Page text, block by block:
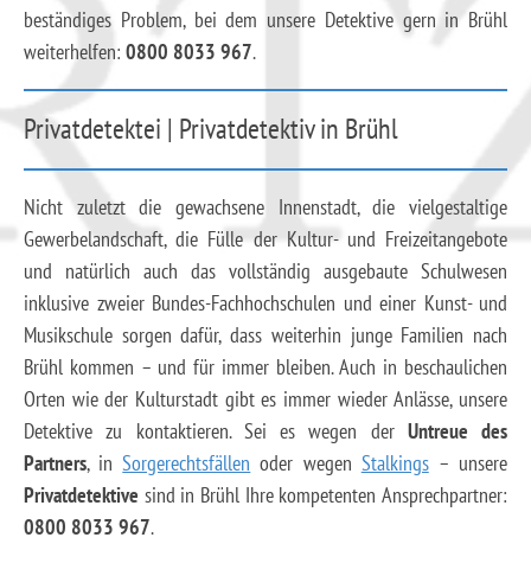
beständiges Problem, bei dem unsere Detektive gern in Brühl
weiterhelfen: 0800 8033 967.
Privatdetektei | Privatdetektiv in Brühl
Nicht zuletzt die gewachsene Innenstadt, die vielgestaltige
Gewerbelandschaft, die Fülle der Kultur- und Freizeitangebote
und natürlich auch das vollständig ausgebaute Schulwesen
inklusive zweier Bundes-Fachhochschulen und einer Kunst- und
Musikschule sorgen dafür, dass weiterhin junge Familien nach
Brühl kommen – und für immer bleiben. Auch in beschaulichen
Orten wie der Kulturstadt gibt es immer wieder Anlässe, unsere
Detektive zu kontaktieren. Sei es wegen der Untreue des
Partners, inSorgerechtsfällen oder wegen Stalkings– unsere
Privatdetektive sind in Brühl Ihre kompetenten Ansprechpartner:
0800 8033 967.